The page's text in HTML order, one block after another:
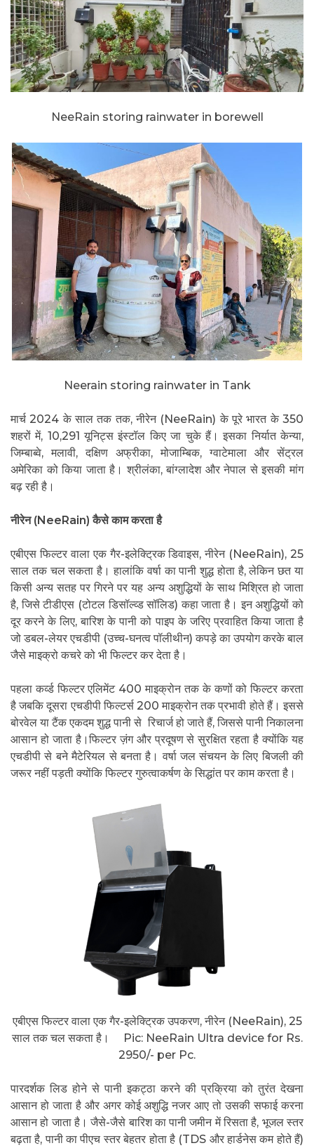
NeeRain storing rainwater in borewell
Neerain storing rainwater in Tank
मार्च 2024 के साल तक तक, नीरेन (NeeRain) के पूरे भारत के 350
शहरों में, 10,291 यूनिट्स इंस्टॉल किए जा चुके हैं। इसका निर्यात केन्या,
जिम्बाब्वे, मलावी, दक्षिण अफ्रीका, मोजाम्बिक, ग्वाटेमाला और सेंट्रल
अमेरिका को किया जाता है। श्रीलंका, बांग्लादेश और नेपाल से इसकी मांग
बढ़ रही है।
नीरेन (NeeRain)कैसे काम करता है
एबीएस फिल्टर वाला एक गैर-इलेक्ट्रिक डिवाइस, नीरेन (NeeRain), 25
साल तक चल सकता है। हालांकि वर्षा का पानी शुद्ध होता है, लेकिन छत या
किसी अन्य सतह पर गिरने पर यह अन्य अशुद्धियों के साथ मिश्रित हो जाता
है, जिसे टीडीएस (टोटल डिसॉल्व्ड सॉलिड) कहा जाता है। इन अशुद्धियों को
दूर करने के लिए, बारिश के पानी को पाइप के जरिए प्रवाहित किया जाता है
जो डबल-लेयर एचडीपी (उच्च-घनत्व पॉलीथीन) कपड़े का उपयोग करके बाल
जैसे माइक्रो कचरे को भी फिल्टर कर देता है।
पहला कर्व्ड फिल्टर एलिमेंट 400 माइक्रोन तक के कणों को फिल्टर करता
है जबकि दूसरा एचडीपी फिल्टर्स 200 माइक्रोन तक प्रभावी होते हैं। इससे
बोरवेल या टैंक एकदम शुद्ध पानी से रिचार्ज हो जाते हैं, जिससे पानी निकालना
आसान हो जाता है।फिल्टर ज़ंग और प्रदूषण से सुरक्षित रहता है क्योंकि यह
एचडीपी से बने मैटेरियल से बनता है। वर्षा जल संचयन के लिए बिजली की
जरूर नहीं पड़ती क्योंकि फिल्टर गुरुत्वाकर्षण के सिद्धांत पर काम करता है।
एबीएस फिल्टर वाला एक गैर-इलेक्ट्रिक उपकरण, नीरेन (NeeRain), 25
साल तक चल सकता है। Pic: NeeRain Ultra device for Rs.
2950/- per Pc.
पारदर्शक लिड होने से पानी इकट्ठा करने की प्रक्रिया को तुरंत देखना
आसान हो जाता है और अगर कोई अशुद्धि नजर आए तो उसकी सफाई करना
आसान हो जाता है। जैसे-जैसे बारिश का पानी जमीन में रिसता है, भूजल स्तर
बढ़ता है, पानी का पीएच स्तर बेहतर होता है (TDS और हार्डनेस कम होते हैं)